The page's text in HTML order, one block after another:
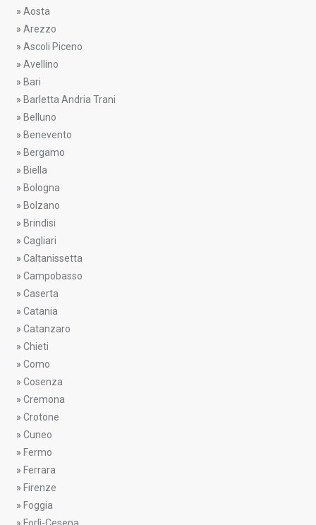
» Aosta
» Arezzo
» Ascoli Piceno
» Avellino
» Bari
» Barletta Andria Trani
» Belluno
» Benevento
» Bergamo
» Biella
» Bologna
» Bolzano
» Brindisi
» Cagliari
» Caltanissetta
» Campobasso
» Caserta
» Catania
» Catanzaro
» Chieti
» Como
» Cosenza
» Cremona
» Crotone
» Cuneo
» Fermo
» Ferrara
» Firenze
» Foggia